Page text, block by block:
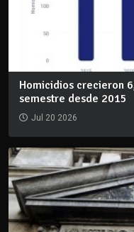
Homicidios crecieron
semestre desde 2015
Jul 20 2026